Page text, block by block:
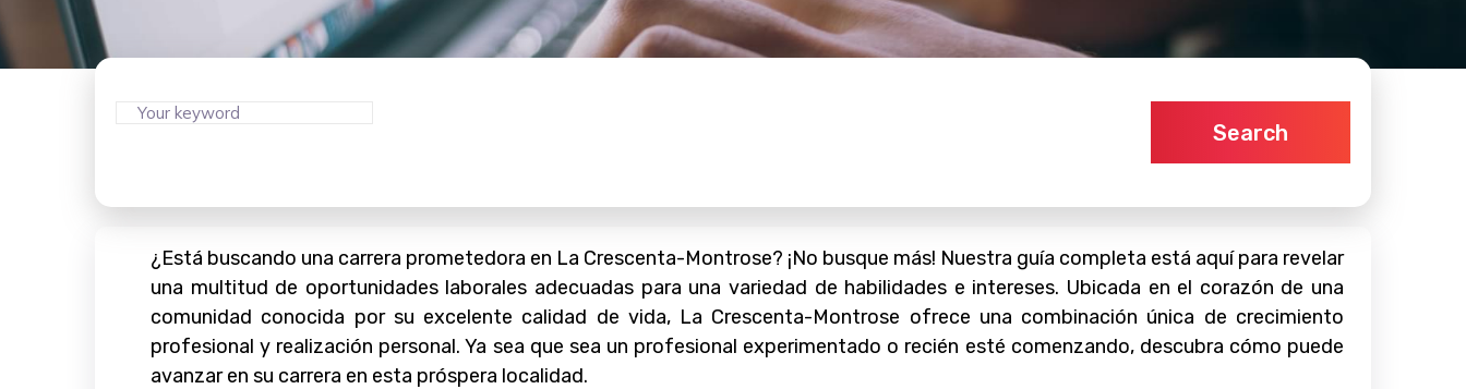
Search
¿Está buscando una carrera prometedora en La Crescenta-Montrose? ¡No busque más! Nuestra guía completa está aquí para revelar
una multitud de oportunidades laborales adecuadas para una variedad de habilidades e intereses. Ubicada en el corazón de una
comunidad conocida por su excelente calidad de vida, La Crescenta-Montrose ofrece una combinación única de crecimiento
profesional y realización personal. Ya sea que sea un profesional experimentado o recién esté comenzando, descubra cómo puede
avanzar en su carrera en esta próspera localidad.